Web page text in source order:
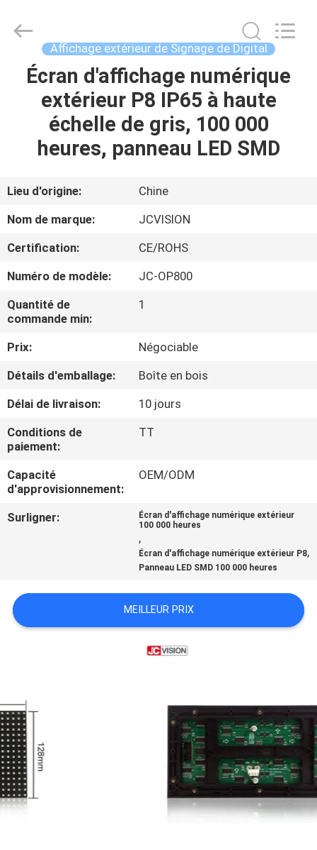
MAISON
À
PROPOS
NOUS
DE
L'USINE
CONTRÔLE
DE
LA
QUALITÉ
ACTUALITÉS
DEMANDEZ
UN DEVIS
PLAN
Interactive
Technology
Reserved.
Affichage extérieur de Signage de Digital
Écran d'affichage numérique
extérieur P8 IP65 à haute
échelle de gris, 100 000
heures, panneau LED SMD
Lieu d'origine:
Chine
Nom de marque:
JCVISION
Certification:
CE/ROHS
Numéro de modèle:
JC-OP800
Quantité de
commande min:
1
Prix:
Négociable
Détails d'emballage:
Boîte en bois
Délai de livraison:
10 jours
Conditions de
paiement:
TT
Capacité
d'approvisionnement:
OEM/ODM
Surligner:
Écran d'affichage numérique extérieur
100 000 heures
,
Écran d'affichage numérique extérieur P8,
Panneau LED SMD 100 000 heures
MEILLEUR PRIX